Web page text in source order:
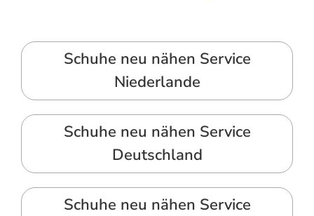
Schuhe neu nähen Service
Niederlande
Schuhe neu nähen Service
Deutschland
Schuhe neu nähen Service